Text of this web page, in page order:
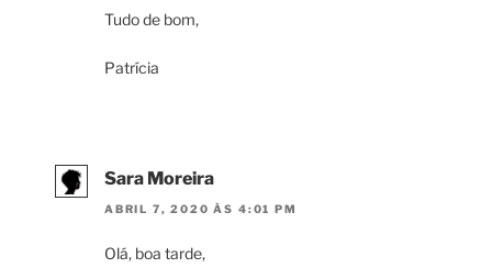
Tudo de bom,
Patrícia
Sara Moreira
ABRIL 7, 2020 ÀS 4:01 PM
Olá, boa tarde,